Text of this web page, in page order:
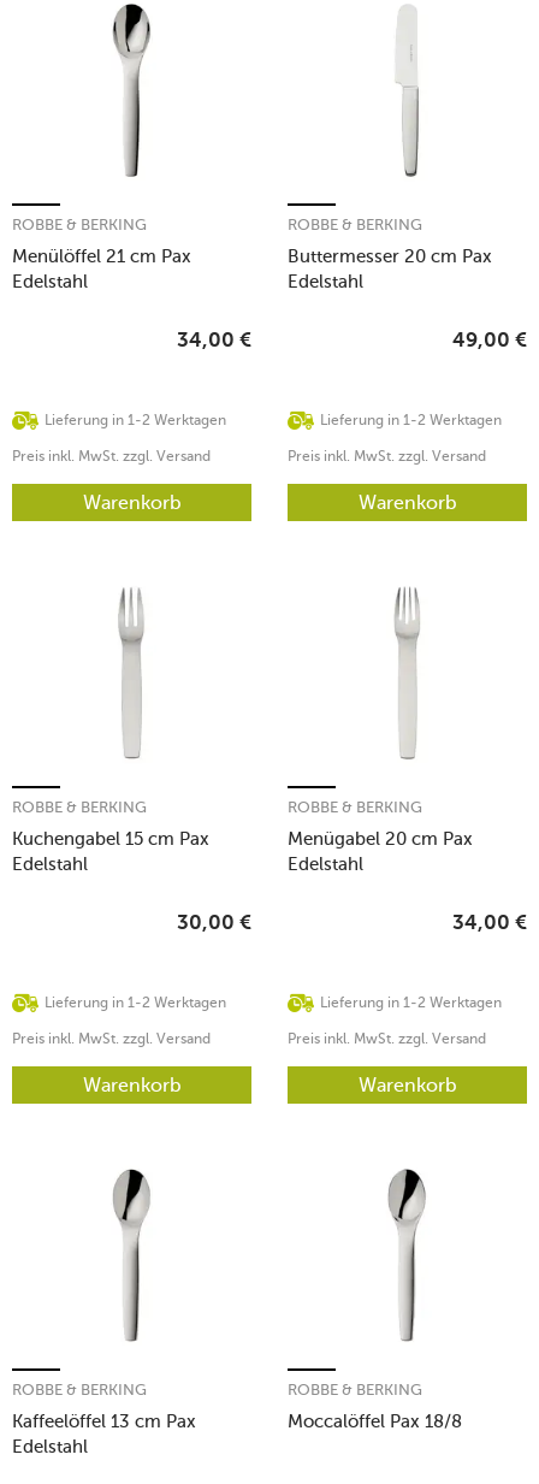
Menülöffel 21 cm Pax
Edelstahl
ROBBE & BERKING
Lieferung in 1-2 Werktagen
34,00 €
Preis inkl. MwSt. zzgl. Versand
Warenkorb
Buttermesser 20 cm Pax
Edelstahl
ROBBE & BERKING
Lieferung in 1-2 Werktagen
49,00 €
Preis inkl. MwSt. zzgl. Versand
Warenkorb
Kuchengabel 15 cm Pax
Edelstahl
ROBBE & BERKING
Lieferung in 1-2 Werktagen
30,00 €
Preis inkl. MwSt. zzgl. Versand
Warenkorb
Menügabel 20 cm Pax
Edelstahl
ROBBE & BERKING
Lieferung in 1-2 Werktagen
34,00 €
Preis inkl. MwSt. zzgl. Versand
Warenkorb
Kaffeelöffel 13 cm Pax
Edelstahl
ROBBE & BERKING
Moccalöffel Pax 18/8
ROBBE & BERKING